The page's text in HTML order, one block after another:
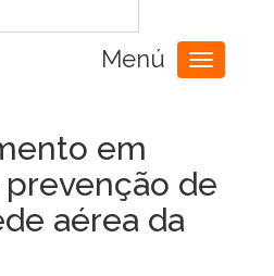
Menú
Toggle
navigation
em
de
aérea da